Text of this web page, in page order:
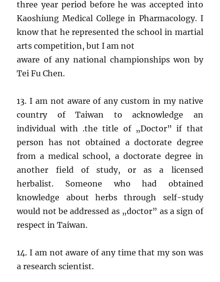
three year period before he was accepted into
Kaoshiung Medical College in Pharmacology. I
know that he represented the school in martial
arts competition, but I am not
aware of any national championships won by
Tei Fu Chen.
13. I am not aware of any custom in my native
country of Taiwan to acknowledge an
individual with .the title of „Doctor” if that
person has not obtained a doctorate degree
from a medical school, a doctorate degree in
another field of study, or as a licensed
herbalist. Someone who had obtained
knowledge about herbs through self-study
would not be addressed as „doctor” as a sign of
respect in Taiwan.
14. I am not aware of any time that my son was
a research scientist.